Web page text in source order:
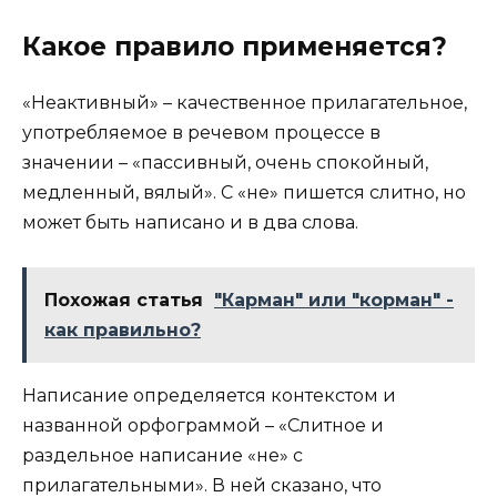
Какое правило применяется?
«Неактивный» – качественное прилагательное,
употребляемое в речевом процессе в
значении – «пассивный, очень спокойный,
медленный, вялый». С «не» пишется слитно, но
может быть написано и в два слова.
Похожая статья
"Карман" или "корман" -
как правильно?
Написание определяется контекстом и
названной орфограммой – «Слитное и
раздельное написание «не» с
прилагательными». В ней сказано, что